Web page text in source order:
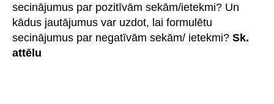
secinājumus par pozitīvām sekām/ietekmi? Un
kādus jautājumus var uzdot, lai formulētu
secinājumus par negatīvām sekām/ ietekmi? Sk.
attēlu